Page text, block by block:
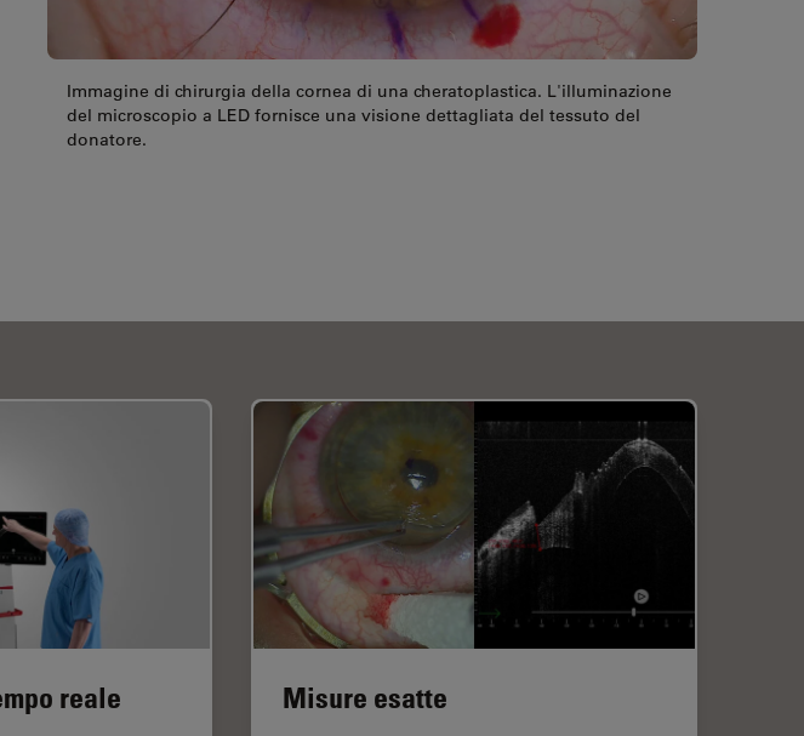
Immagine di chirurgia della cornea di una cheratoplastica. L'illuminazione
del microscopio a LED fornisce una visione dettagliata del tessuto del
donatore.
reale Misure esatte